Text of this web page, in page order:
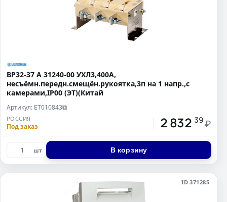
ВР32-37 А 31240-00 УХЛ3,400А,
несъёмн.передн.смещён.рукоятка,3п на 1 напр.,с
камерами,IP00 (ЭТ)(Китай
Артикул: ET010843⧉
РОССИЯ
Под заказ 2 832 39 ₽
шт В корзину
ID 371285